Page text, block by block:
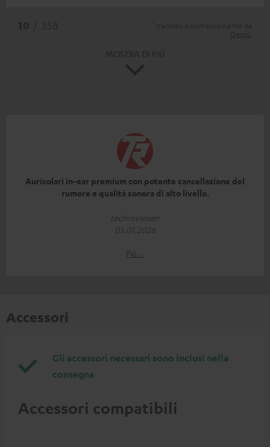
Auricolari in-ear premium con potente cancellazione del
rumore e qualità sonora di alto livello.
techreviewer
05.01.2026
Più...
Accessori
Gli accessori necessari sono inclusi nella
consegna
Accessori compatibili